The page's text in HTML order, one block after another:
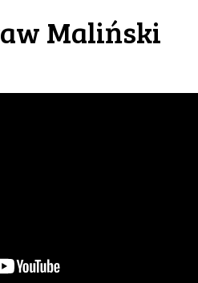
SKLEP
NAS
Maliński